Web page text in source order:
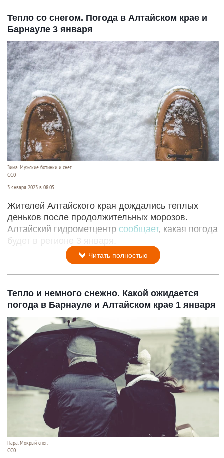
Тепло со снегом. Погода в Алтайском крае и
Барнауле 3 января
Зима. Мужские ботинки и снег.
СС0
3 января 2023 в 08:05
Жителей Алтайского края дождались теплых
деньков после продолжительных морозов.
Алтайский гидрометцентр сообщает, какая погода
будет в регионе 3 января.
Читать полностью
Тепло и немного снежно. Какой ожидается
погода в Барнауле и Алтайском крае 1 января
Пара. Мокрый снег.
CC0.